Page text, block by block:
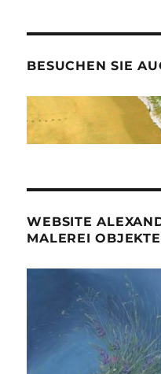
BESUCHEN SIE
WEBSITE
MALEREI